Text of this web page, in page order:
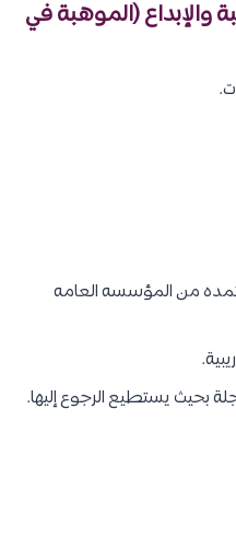
والإبداع (الموهبة في
من المؤسسه العامه
بحيث يستطيع الرجوع إليها.